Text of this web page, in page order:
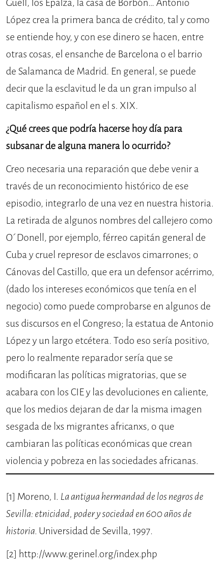
López crea la primera banca de crédito, tal y como
se entiende hoy, y con ese dinero se hacen, entre
otras cosas, el ensanche de Barcelona o el barrio
de Salamanca de Madrid. En general, se puede
decir que la esclavitud le da un gran impulso al
capitalismo español en el s. XIX.
¿Qué crees que podría hacerse hoy día para
subsanar de alguna manera lo ocurrido?
Creo necesaria una reparación que debe venir a
través de un reconocimiento histórico de ese
episodio, integrarlo de una vez en nuestra historia.
La retirada de algunos nombres del callejero como
O´Donell, por ejemplo, férreo capitán general de
Cuba y cruel represor de esclavos cimarrones; o
Cánovas del Castillo, que era un defensor acérrimo,
(dado los intereses económicos que tenía en el
negocio) como puede comprobarse en algunos de
sus discursos en el Congreso; la estatua de Antonio
López y un largo etcétera. Todo eso sería positivo,
pero lo realmente reparador sería que se
modificaran las políticas migratorias, que se
acabara con los CIE y las devoluciones en caliente,
que los medios dejaran de dar la misma imagen
sesgada de lxs migrantes africanxs, o que
cambiaran las políticas económicas que crean
violencia y pobreza en las sociedades africanas.
[1] Moreno, I. La antigua hermandad de los negros de
Sevilla: etnicidad, poder y sociedad en 600 años de
historia. Universidad de Sevilla, 1997.
[2] http://www.gerinel.org/index.php